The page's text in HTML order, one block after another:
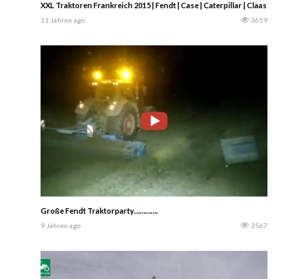
XXL Traktoren Frankreich 2015 | Fendt | Case | Caterpillar | Claas | John
11 Jahren ago 3659
Große Fendt Traktorparty………….
9 Jahren ago 3567